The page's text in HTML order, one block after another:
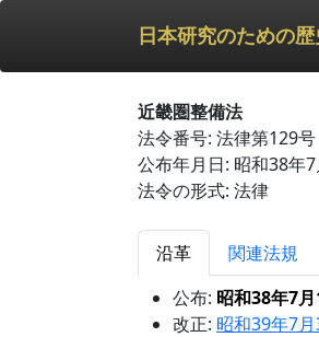
日本研究のための
近畿圏整備法
法令番号: 法律第129号
公布年月日: 昭和38年
法令の形式: 法律
沿革 関連法規
公布: 昭和38年7
改正: 昭和39年7